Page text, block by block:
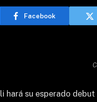
Facebook
su esperado